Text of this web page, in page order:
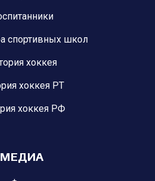
спортивных школ
хоккея
хоккея РТ
хоккея РФ
МЕДИА